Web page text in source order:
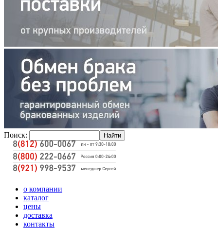
Поиск:
о компании
каталог
цены
доставка
контакты